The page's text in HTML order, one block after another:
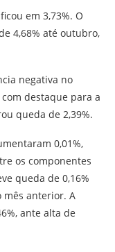
em 3,73%. O
4,68% até outubro,
negativa no
destaque para a
queda de 2,39%.
0,01%,
os componentes
queda de 0,16%
mês anterior. A
ante alta de